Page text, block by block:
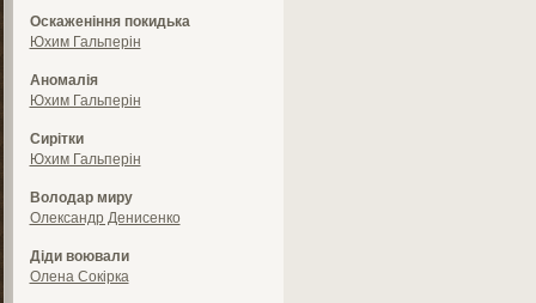
Оскаженіння покидька
Юхим Гальперін
Аномалія
Юхим Гальперін
Сирітки
Юхим Гальперін
Володар миру
Олександр Денисенко
Діди воювали
Олена Сокірка